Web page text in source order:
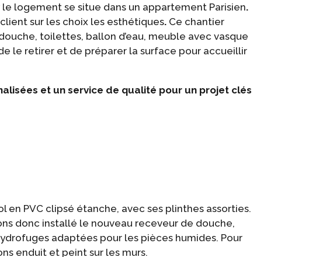
logement se situe dans un appartement Parisien.
sur les choix les esthétiques. Ce chantier
toilettes, ballon d’eau, meuble avec vasque
le retirer et de préparer la surface pour accueillir
et un service de qualité pour un projet clés
en PVC clipsé étanche, avec ses plinthes assorties.
donc installé le nouveau receveur de douche,
adaptées pour les pièces humides. Pour
enduit et peint sur les murs.